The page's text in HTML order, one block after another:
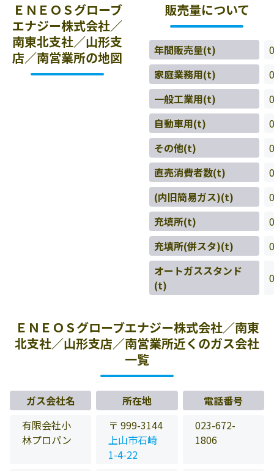
ＥＮＥＯＳグローブ
エナジー株式会社／
南東北支社／山形支
店／南営業所の地図
販売量について
年間販売量(t)
0
家庭業務用(t)
0
一般工業用(t)
0
自動車用(t)
0
その他(t)
0
直売消費者数(t)
0
(内旧簡易ガス)(t)
0
充填所(t)
0
充填所(併スタ)(t)
0
オートガススタンド
(t)
0
ＥＮＥＯＳグローブエナジー株式会社／南東
北支社／山形支店／南営業所近くのガス会社
一覧
ガス会社名 所在地
電話番号
有限会社小
林プロパン
〒 999-3144
上山市石崎
1-4-22
023-672-
1806